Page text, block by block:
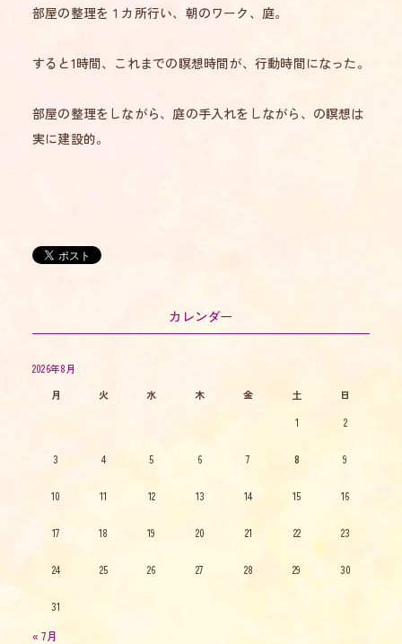
部屋の整理を１カ所行い、朝のワーク、庭。
すると1時間、これまでの瞑想時間が、行動時間になった。
部屋の整理をしながら、庭の手入れをしながら、の瞑想は
実に建設的。
カレンダー
2026年8月
月
火 水 木 金 土
日
1
2
3 4 5 6 7 8 9
10 11 12 13 14 15 16
17 18 19 20 21 22 23
24 25 26 27 28 29 30
31
« 7月